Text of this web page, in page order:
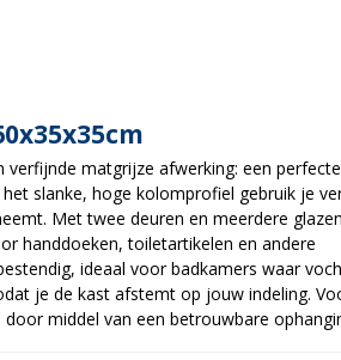
verfijnde matgrijze afwerking: een
slanke, hoge kolomprofiel gebruik je
Met twee deuren en meerdere glazen
handdoeken, toiletartikelen en andere
ideaal voor badkamers waar
je de kast afstemt op jouw indeling.
middel van een betrouwbare